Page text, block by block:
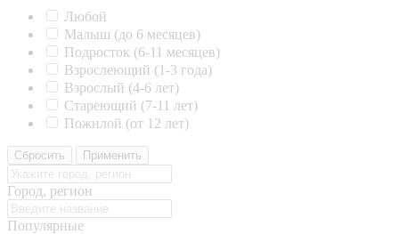
Любой
Малыш (до 6 месяцев)
Подросток (6-11 месяцев)
Взрослеющий (1-3 года)
Взрослый (4-6 лет)
Стареющий (7-11 лет)
Пожилой (от 12 лет)
Сбросить Применить
Город, регион
Популярные